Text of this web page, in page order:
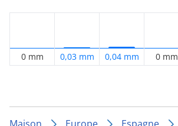
0 mm 0,03 mm 0,04 mm 0 mm